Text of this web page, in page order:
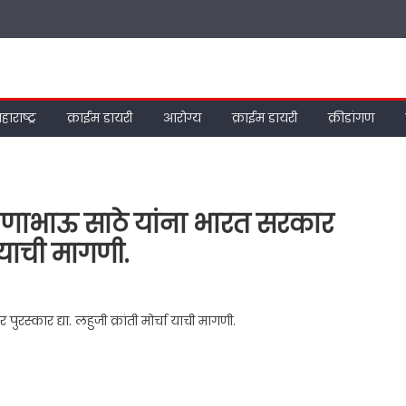
क्राईम डायरी आरोग्य क्राईम डायरी क्रीडांगण
साठे यांना भारत सरकार
मागणी.
द्या. लहुजी क्रांती मोर्चा याची मागणी.